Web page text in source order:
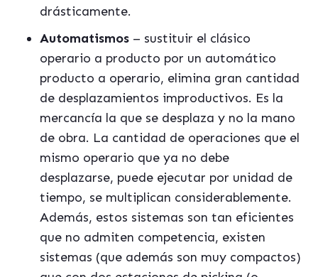
drásticamente.
Automatismos – sustituir el clásico
operario a producto por un automático
producto a operario, elimina gran cantidad
de desplazamientos improductivos. Es la
mercancía la que se desplaza y no la mano
de obra. La cantidad de operaciones que el
mismo operario que ya no debe
desplazarse, puede ejecutar por unidad de
tiempo, se multiplican considerablemente.
Además, estos sistemas son tan eficientes
que no admiten competencia, existen
sistemas (que además son muy compactos)